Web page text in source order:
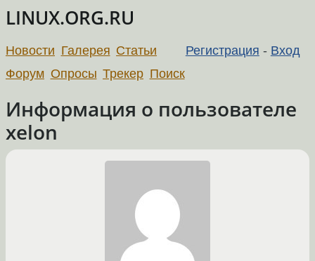
LINUX.ORG.RU
Регистрация - Вход
Новости Галерея Статьи
Форум Опросы Трекер Поиск
Информация о пользователе
xelon